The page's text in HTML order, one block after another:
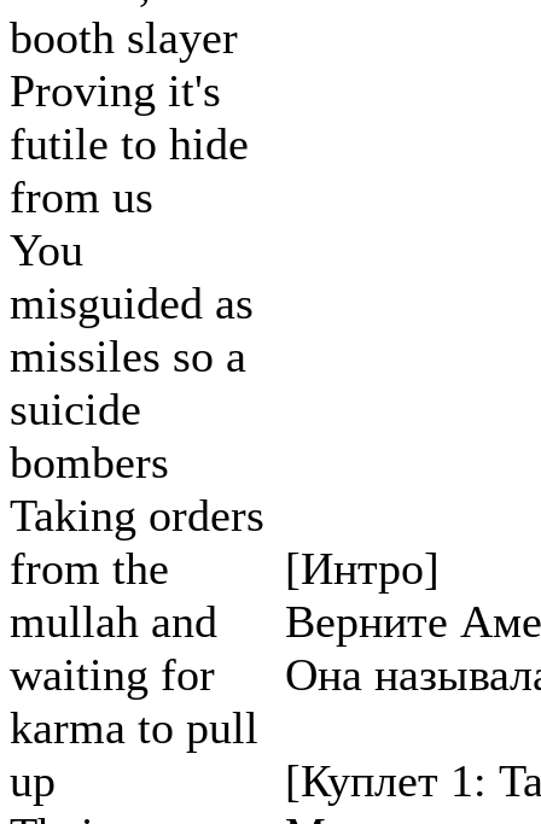
booth slayer
Proving it's
futile to hide
from us
You
misguided as
missiles so a
suicide
bombers
Taking orders
from the
mullah and
waiting for
karma to pull
up
[Интро]
Верните
Она
[Куплет 1: